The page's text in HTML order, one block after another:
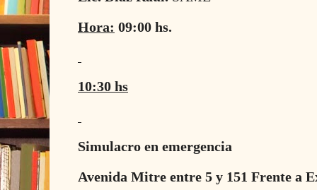
Hora: 09:00 hs.
10:30 hs
Simulacro en emergencia
Avenida Mitre entre 5 y 151 Frente a